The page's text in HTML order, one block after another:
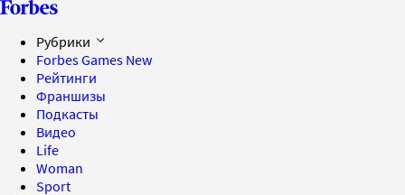
Рубрики
Forbes Games New
Рейтинги
Франшизы
Подкасты
Видео
Life
Woman
Sport